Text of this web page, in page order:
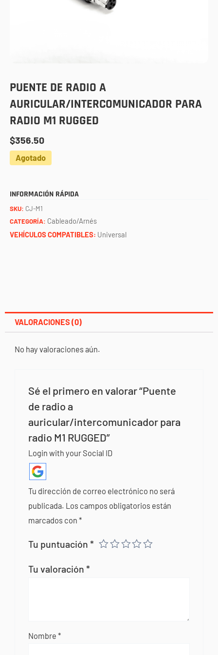
PUENTE DE RADIO A
AURICULAR/INTERCOMUNICADOR PARA
RADIO M1 RUGGED
$356.50
Agotado
INFORMACIÓN RÁPIDA
SKU: CJ-M1
CATEGORÍA: Cableado/Arnés
VEHÍCULOS COMPATIBLES: Universal
VALORACIONES (0)
No hay valoraciones aún.
Sé el primero en valorar “Puente
de radio a
auricular/intercomunicador para
radio M1 RUGGED”
Login with your Social ID
Tu dirección de correo electrónico no será
publicada. Los campos obligatorios están
marcados con*
Tu puntuación*
Tu valoración*
Nombre*